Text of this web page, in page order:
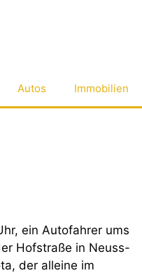
Autos Immobilien
ein Autofahrer ums
Hofstraße in Neuss-
der alleine im